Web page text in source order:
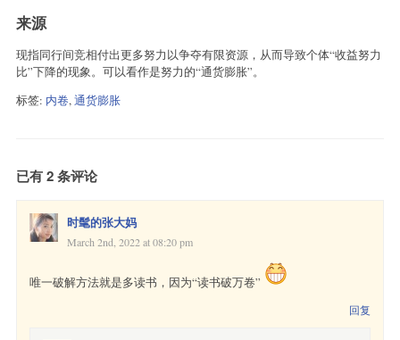
来源
现指同行间竞相付出更多努力以争夺有限资源，从而导致个体“收益努力
比”下降的现象。可以看作是努力的“通货膨胀”。
标签: 内卷,通货膨胀
已有 2 条评论
时髦的张大妈
March 2nd, 2022 at 08:20 pm
唯一破解方法就是多读书，因为“读书破万卷”
回复